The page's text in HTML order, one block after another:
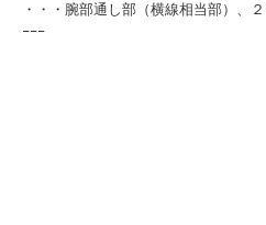
・・・腕部通し部（横線相当部）、
−−−